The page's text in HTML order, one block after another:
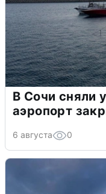
В Сочи сняли
аэропорт
6 августа 0